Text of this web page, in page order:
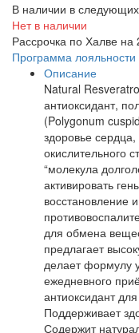
В наличии в
Нет в наличии
Рассрочка по Халве
Программа
Описание
Natural
антиоксидант,
(Polygonum
здоровье
окислительного
“молекула
активировать
восстановление
для обмена
предлагает
делает формулу
ежедневного
антиоксидант
Поддерживает
Содержит